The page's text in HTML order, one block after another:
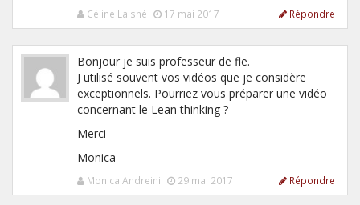
Céline Laisné 17 mai 2017 Répondre
Bonjour je suis professeur de fle.
J utilisé souvent vos vidéos que je considère
exceptionnels. Pourriez vous préparer une vidéo
concernant le Lean thinking ?
Merci
Monica
Monica Andreini 29 mai 2017 Répondre